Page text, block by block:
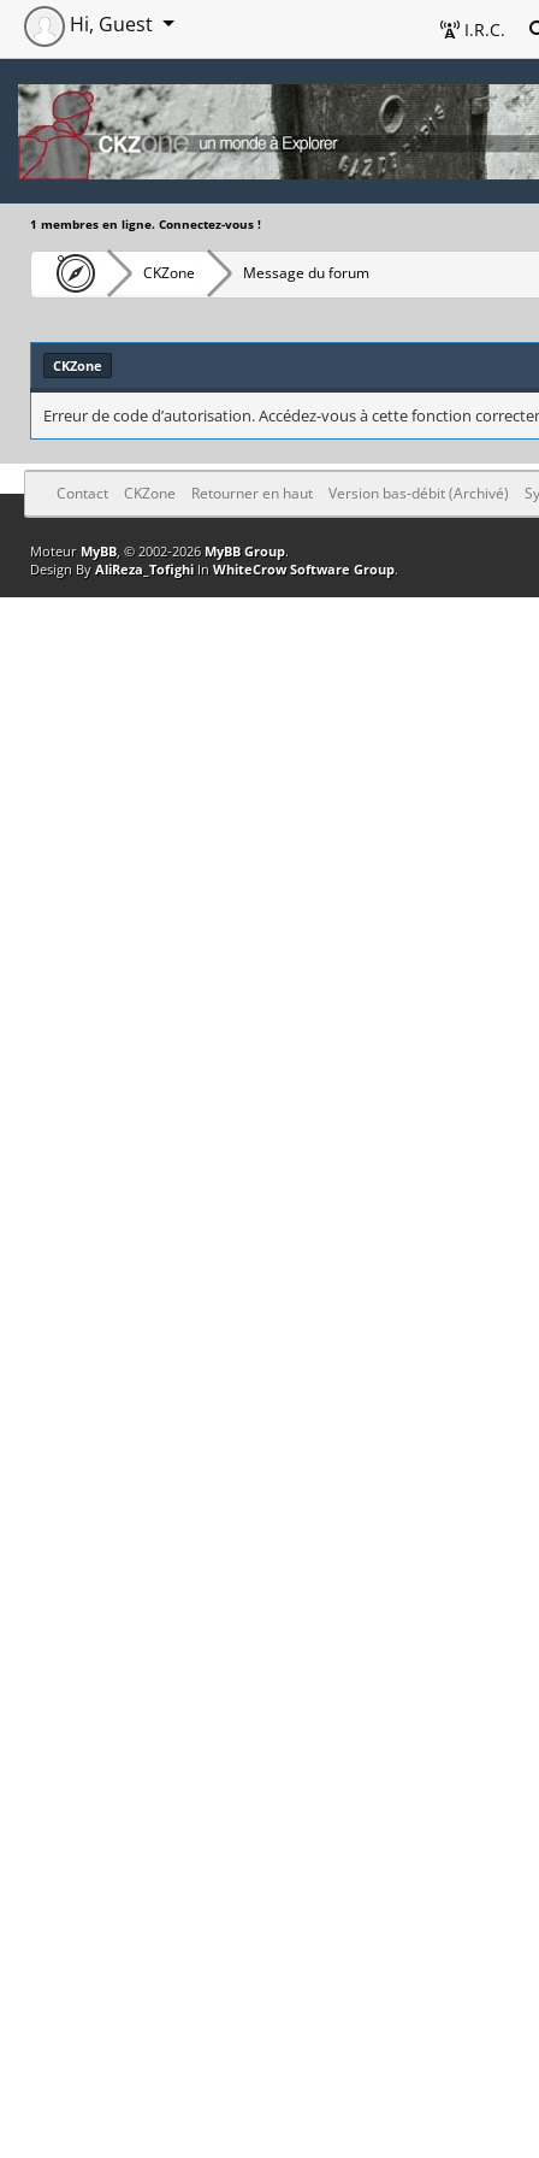
I.R.C.
Hi, Guest
1 membres en ligne. Connectez-vous !
CKZone Message du forum
CKZone
Erreur de code d’autorisation. Accédez-vous à cette fonction
Contact CKZone Retourner en haut Version bas-débit (Archivé)
Moteur MyBB, © 2002-2026 MyBB Group.
Design By AliReza_TofighiIn WhiteCrow Software Group.